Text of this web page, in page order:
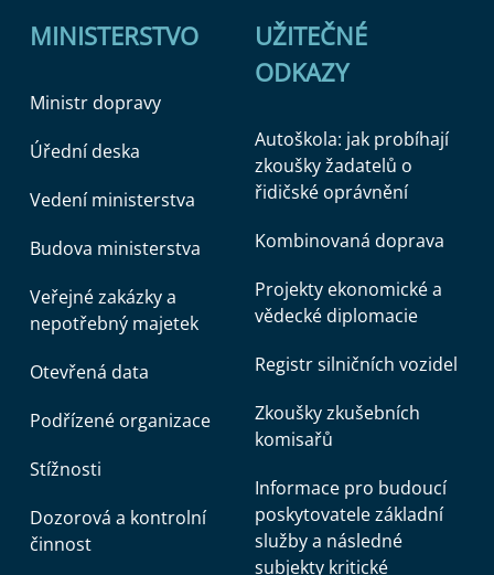
MINISTERSTVO
Ministr dopravy
Úřední deska
Vedení ministerstva
Budova ministerstva
Veřejné zakázky a
nepotřebný majetek
Otevřená data
Podřízené organizace
Stížnosti
Dozorová a kontrolní
činnost
UŽITEČNÉ
ODKAZY
Autoškola: jak probíhají
zkoušky žadatelů o
řidičské oprávnění
Kombinovaná doprava
Projekty ekonomické a
vědecké diplomacie
Registr silničních vozidel
Zkoušky zkušebních
komisařů
Informace pro budoucí
poskytovatele základní
služby a následné
subjekty kritické